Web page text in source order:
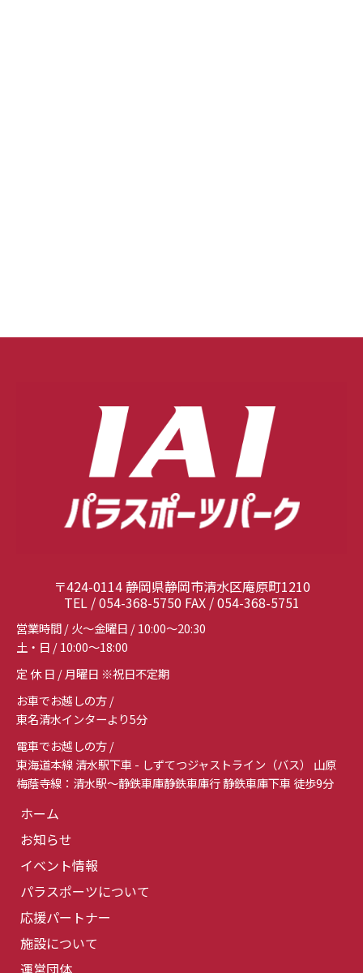
〒424-0114 静岡県静岡市清水区庵原町1210
TEL / 054-368-5750 FAX / 054-368-5751
営業時間 / 火～金曜日 / 10:00～20:30
土・日 / 10:00～18:00
定 休 日 / 月曜日 ※祝日不定期
お車でお越しの方 /
東名清水インターより5分
電車でお越しの方 /
東海道本線 清水駅下車 - しずてつジャストライン（バス） 山原
梅蔭寺線：清水駅～静鉄車庫静鉄車庫行 静鉄車庫下車 徒歩9分
ホーム
お知らせ
イベント情報
パラスポーツについて
応援パートナー
施設について
運営団体